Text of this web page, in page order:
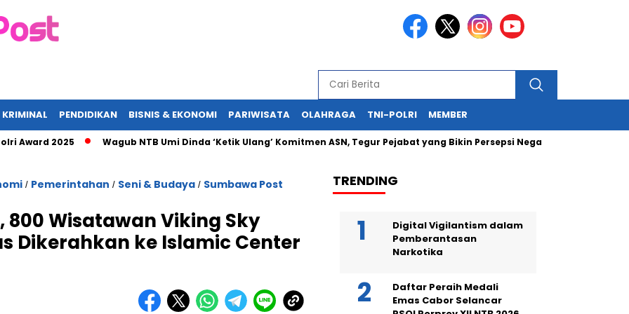
PENDIDIKAN BISNIS & EKONOMI PARIWISATA OLAHRAGA TNI-POLRI MEMBER
2025 Wagub NTB Umi Dinda ‘Ketik Ulang’ Komitmen ASN, Tegur Pejabat yang Bikin Persepsi Negatif Kapolda NTB
/ Pemerintahan / Seni & Budaya / Sumbawa Post
Wisatawan Viking Sky
Dikerahkan ke Islamic Center
TRENDING
Digital Vigilantism dalam
Pemberantasan
Narkotika
Daftar Peraih Medali
Emas Cabor Selancar